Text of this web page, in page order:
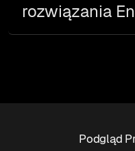
rozwiązania
Podgląd